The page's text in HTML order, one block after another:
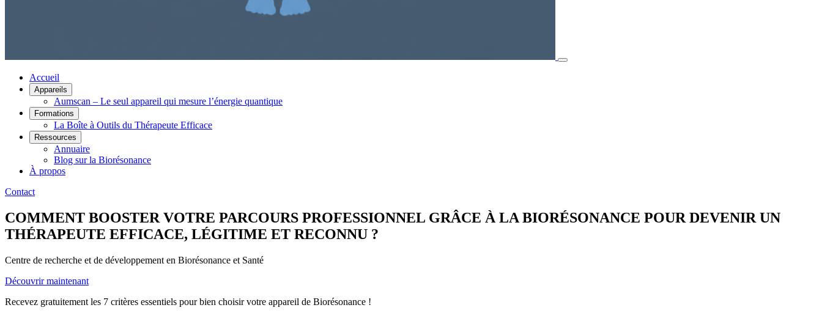
Accueil
Appareils
Aumscan – Le seul appareil qui mesure l’énergie quantique
Formations
La Boîte à Outils du Thérapeute Efficace
Ressources
Annuaire
Blog sur la Biorésonance
À propos
Contact
COMMENT BOOSTER VOTRE PARCOURS PROFESSIONNEL GRÂCE À LA BIORÉSONANCE POUR DEVENIR UN
THÉRAPEUTE EFFICACE, LÉGITIME ET RECONNU ?
Centre de recherche et de développement en Biorésonance et Santé
Découvrir maintenant
Recevez gratuitement les 7 critères essentiels pour bien choisir votre appareil de Biorésonance !